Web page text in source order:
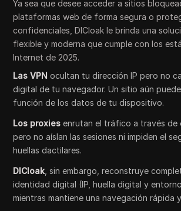
Ya sea que desee acceder a sitios
plataformas web de forma segura o
confidenciales, DICloak le brinda una
flexible y moderna que cumple con los
Internet de 2025.
Las VPN ocultan tu dirección IP pero no
digital de tu navegador. Un sitio aún
función de los datos de tu dispositivo.
Los proxies enrutan el tráfico a través de
pero no aíslan las sesiones ni impiden el
huellas dactilares.
DICloak, sin embargo, reconstruye
identidad digital (IP, huella digital y
mientras mantiene una navegación rápida